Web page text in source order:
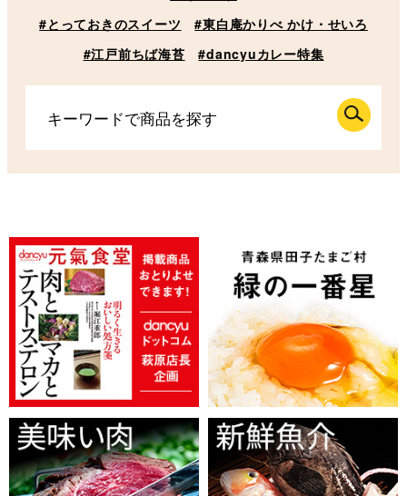
#とっておきのスイーツ
#東白庵かりべ かけ・せいろ
#江戸前ちば海苔
#dancyuカレー特集